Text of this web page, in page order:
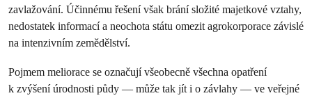
zavlažování. Účinnému řešení však brání složité majetkové vztahy,
nedostatek informací a neochota státu omezit agrokorporace závislé
na intenzivním zemědělství.
Pojmem meliorace se označují všeobecně všechna opatření
k zvýšení úrodnosti půdy — může tak jít i o závlahy — ve veřejné